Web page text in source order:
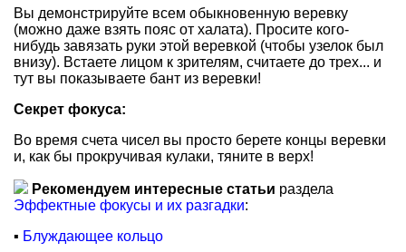
Вы демонстрируйте всем обыкновенную веревку
(можно даже взять пояс от халата). Просите кого-
нибудь завязать руки этой веревкой (чтобы узелок был
внизу). Встаете лицом к зрителям, считаете до трех... и
тут вы показываете бант из веревки!
Секрет фокуса:
Во время счета чисел вы просто берете концы веревки
и, как бы прокручивая кулаки, тяните в верх!
Рекомендуем интересные статьи раздела
Эффектные фокусы и их разгадки:
▪ Блуждающее кольцо